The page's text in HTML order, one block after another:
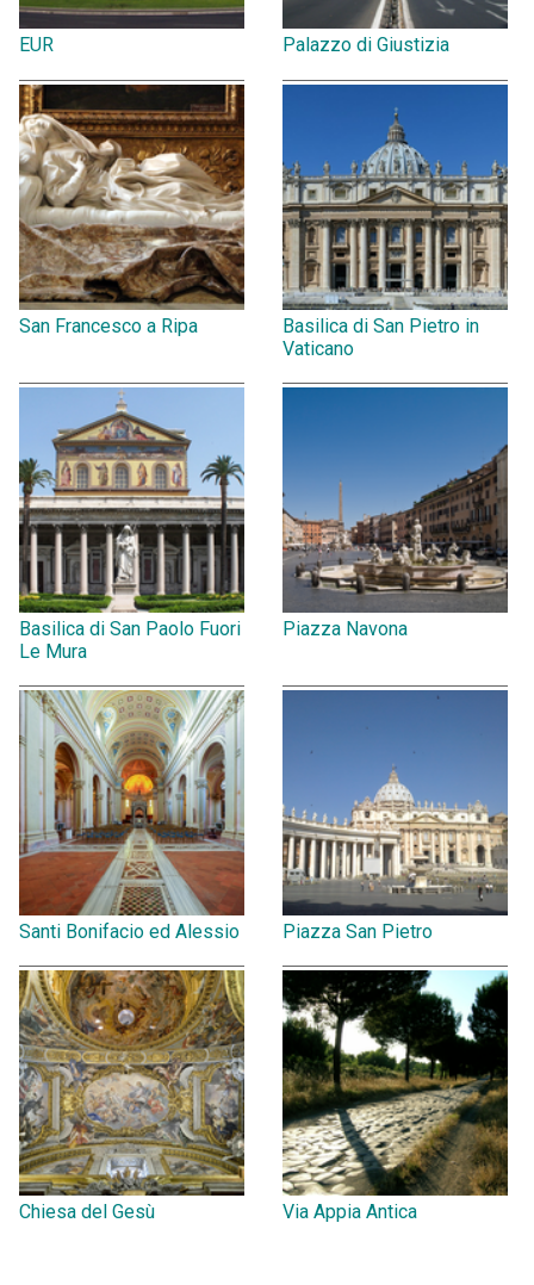
EUR Palazzo di Giustizia
San Francesco a Ripa
Basilica di San Pietro in
Vaticano
Basilica di San Paolo Fuori
Le Mura
Piazza Navona
Santi Bonifacio ed Alessio Piazza San Pietro
Chiesa del Gesù Via Appia Antica